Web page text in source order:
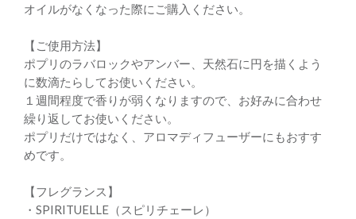
オイルがなくなった際にご購入ください。
【ご使用方法】
ポプリのラバロックやアンバー、天然石に円を描くよう
に数滴たらしてお使いください。
１週間程度で香りが弱くなりますので、お好みに合わせ
繰り返してお使いください。
ポプリだけではなく、アロマディフューザーにもおすす
めです。
【フレグランス】
・SPIRITUELLE（スピリチェーレ）